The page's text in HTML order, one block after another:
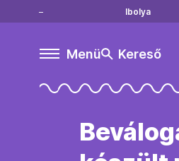
Ibolya
Menü Kereső